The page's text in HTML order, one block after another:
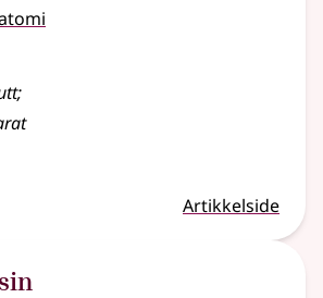
;
Artikkelside